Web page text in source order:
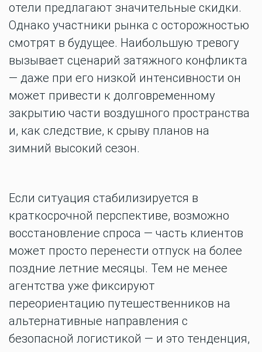
отели предлагают значительные скидки.
Однако участники рынка с осторожностью
смотрят в будущее. Наибольшую тревогу
вызывает сценарий затяжного конфликта
— даже при его низкой интенсивности он
может привести к долговременному
закрытию части воздушного пространства
и, как следствие, к срыву планов на
зимний высокий сезон.
Если ситуация стабилизируется в
краткосрочной перспективе, возможно
восстановление спроса — часть клиентов
может просто перенести отпуск на более
поздние летние месяцы. Тем не менее
агентства уже фиксируют
переориентацию путешественников на
альтернативные направления с
безопасной логистикой — и это тенденция,